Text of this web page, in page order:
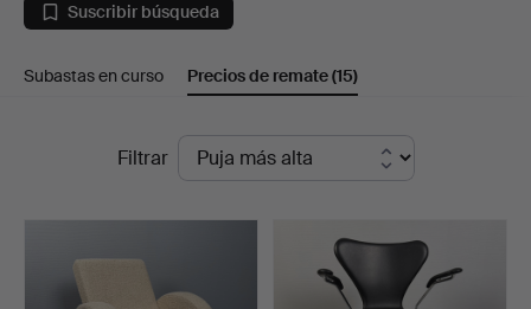
sillones
en
Skandia
Auktion
Suscribir búsqueda
Subastas en curso Precios de remate(15)
Filtrar